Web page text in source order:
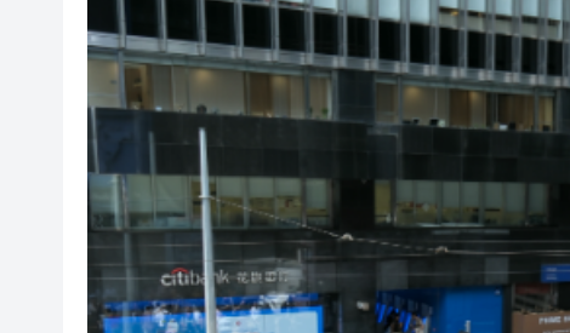
有片丨舞林寶典贏馬
有片｜中國隊首戰不敵加拿大 王
人行：要繼續實施適度寬鬆的貨
【熱門話題】中央力挺固優勢 打
【港商時評】用好中央惠策 繪港
【機構觀點】港股後市呼喚兩大